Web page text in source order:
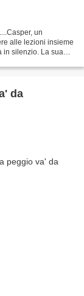
un
alle lezioni insieme
in silenzio. La sua
da